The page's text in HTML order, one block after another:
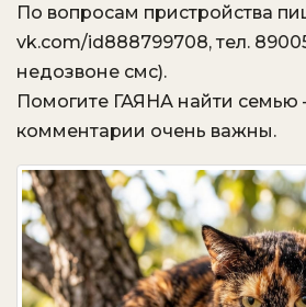
По вопросам пристройства
vk.com/id888799708, тел.
недозвоне смс).
Помогите ГАЯНА найти семью
комментарии очень важны.